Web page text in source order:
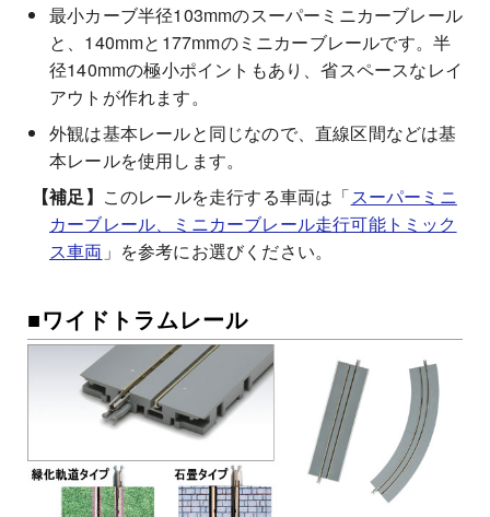
最小カーブ半径103mmのスーパーミニカーブレール
と、140mmと177mmのミニカーブレールです。半
径140mmの極小ポイントもあり、省スペースなレイ
アウトが作れます。
外観は基本レールと同じなので、直線区間などは基
本レールを使用します。
このレールを走行する車両は「スーパーミニ
カーブレール、ミニカーブレール走行可能トミック
ス車両 」を参考にお選びください。
■ワイドトラムレール